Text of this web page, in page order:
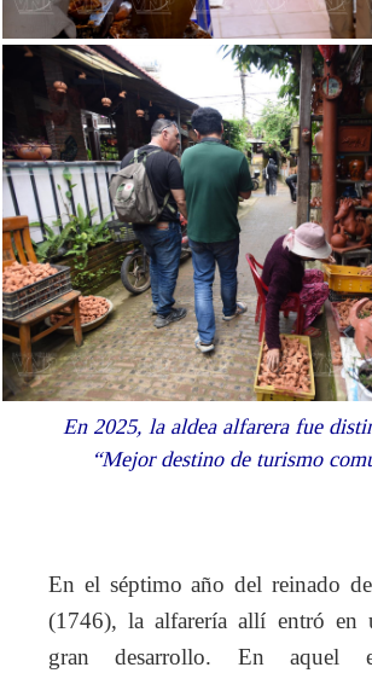
En 2025, la aldea alfarera fue
“Mejor destino de turismo
En el séptimo año del reinado
(1746), la alfarería allí entró en
gran desarrollo. En aquel